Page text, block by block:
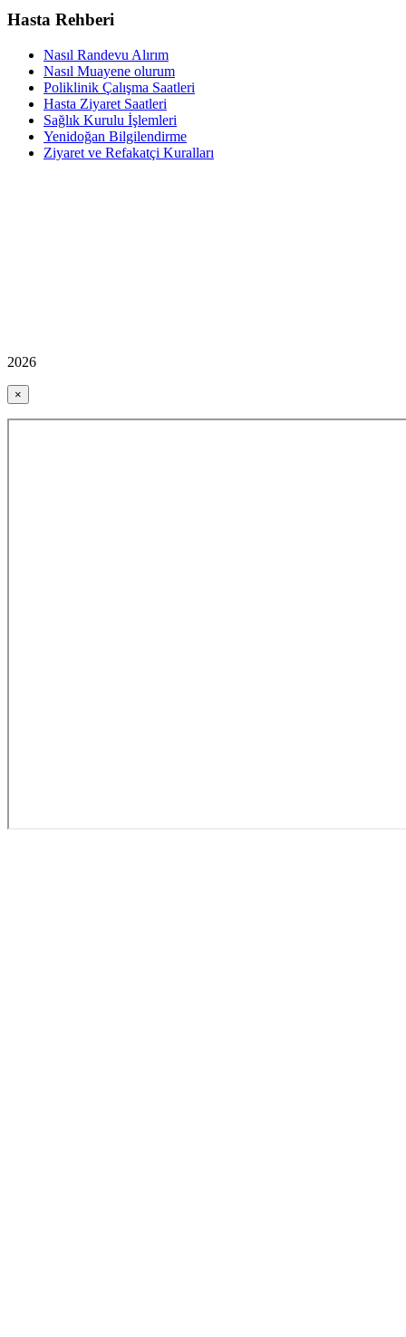
Hasta Rehberi
Nasıl Randevu Alırım
Nasıl Muayene olurum
Poliklinik Çalışma Saatleri
Hasta Ziyaret Saatleri
Sağlık Kurulu İşlemleri
Yenidoğan Bilgilendirme
Ziyaret ve Refakatçi Kuralları
2026
×